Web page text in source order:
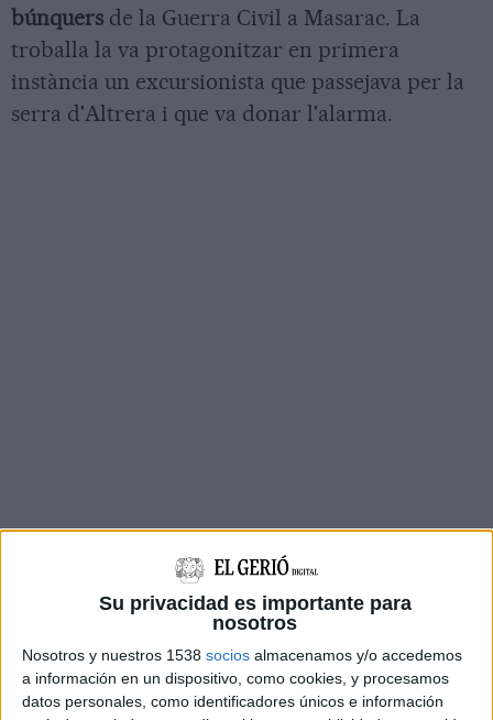
Su privacidad es importante para
nosotros
Nosotros y nuestros 1538 socios almacenamos y/o accedemos
a información en un dispositivo, como cookies, y procesamos
datos personales, como identificadores únicos e información
búnquers de la Guerra Civil a Masarac. La
troballa la va protagonitzar en primera
instància un excursionista que passejava per la
serra d'Altrera i que va donar l'alarma.
A partir d'allà es va iniciar una investigació per
tal d'esbrinar qui era el propietari de la droga,